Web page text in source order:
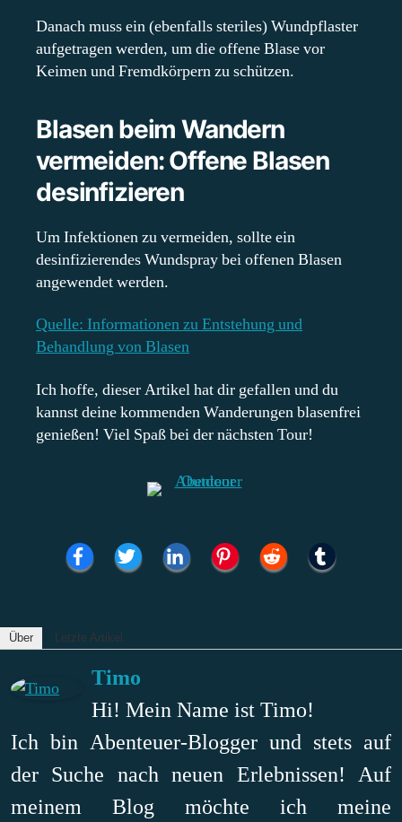
Danach muss ein (ebenfalls steriles) Wundpflaster
aufgetragen werden, um die offene Blase vor
Keimen und Fremdkörpern zu schützen.
Blasen beim Wandern
vermeiden: Offene Blasen
desinfizieren
Um Infektionen zu vermeiden, sollte ein
desinfizierendes Wundspray bei offenen Blasen
angewendet werden.
Quelle: Informationen zu Entstehung und
Behandlung von Blasen
Ich hoffe, dieser Artikel hat dir gefallen und du
kannst deine kommenden Wanderungen blasenfrei
genießen! Viel Spaß bei der nächsten Tour!
Über Letzte Artikel
Timo
Hi! Mein Name ist Timo!
Ich bin Abenteuer-Blogger und stets auf
der Suche nach neuen Erlebnissen! Auf
meinem Blog möchte ich meine